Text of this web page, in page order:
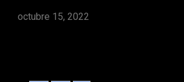
octubre 15, 2022